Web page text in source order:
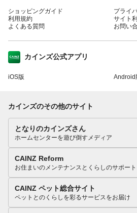
ショッピングガイド
利用規約
よくある質問
プライ
サイト
お問い
カインズ公式アプリ
iOS版 Android
カインズのその他のサイト
となりのカインズさん
ホームセンターを遊び倒すメディア
CAINZ Reform
お住まいのメンテナンスとくらしのサポート
CAINZ ペット総合サイト
ペットとのくらしを彩るサービスをお届け